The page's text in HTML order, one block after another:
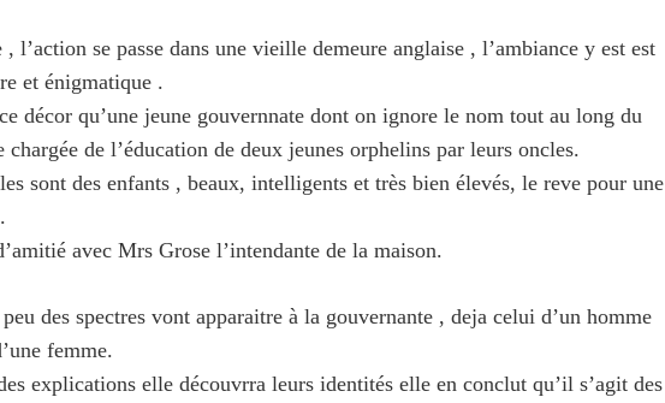
, l’action se passe dans une vieille demeure anglaise , l’ambiance y est est
et énigmatique .
décor qu’une jeune gouvernnate dont on ignore le nom tout au long du
chargée de l’éducation de deux jeunes orphelins par leurs oncles.
sont des enfants , beaux, intelligents et très bien élevés, le reve pour une
avec Mrs Grose l’intendante de la maison.
des spectres vont apparaitre à la gouvernante , deja celui d’un homme
femme.
explications elle découvrra leurs identités elle en conclut qu’il s’agit des